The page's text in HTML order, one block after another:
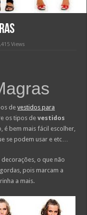
Views
devestidos para
os tipos de vestidos
é bem mais fácil escolher,
se podem usar e etc…
o que não
pois marcam a
a mais.